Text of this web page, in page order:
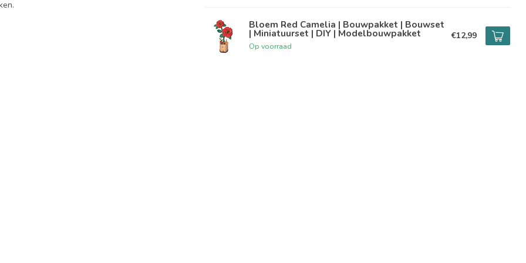
Bloem Red Camelia | Bouwpakket | Bouwset
| Miniatuurset | DIY | Modelbouwpakket
Op voorraad
€12,99